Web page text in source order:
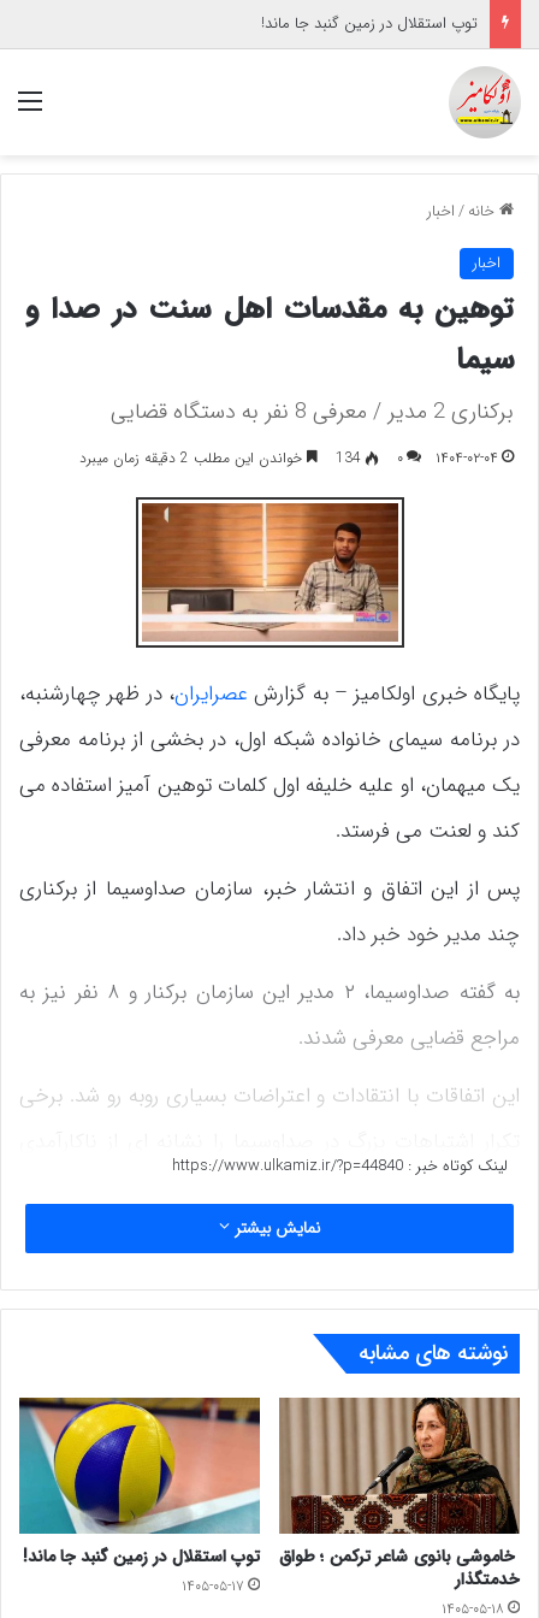
توپ استقلال در زمین گنبد جا ماند!
خانه/اخبار
اخبار
توهین به مقدسات اهل سنت در صدا و
سیما
برکناری 2 مدیر / معرفی 8 نفر به دستگاه قضایی
۱۴۰۴-۰۲-۰۴ ۰ 134 خواندن این مطلب 2 دقیقه زمان میبرد
پایگاه خبری اولکامیز – به گزارش عصرایران، در ظهر چهارشنبه،
در برنامه سیمای خانواده شبکه اول، در بخشی از برنامه معرفی
یک میهمان، او علیه خلیفه اول کلمات توهین آمیز استفاده می
کند و لعنت می فرستد.
پس از این اتفاق و انتشار خبر، سازمان صداوسیما از برکناری
چند مدیر خود خبر داد.
به گفته صداوسیما، ۲ مدیر این سازمان برکنار و ۸ نفر نیز به
مراجع قضایی معرفی شدند.
این اتفاقات با انتقادات و اعتراضات بسیاری روبه رو شد. برخی
این برای چندمین بار است که صداوسیما شاهد اشتباهات و
برنامه هایی است که به انتقادات گسترده و عذرخواهی این
سازمان منجر می شود.
قبل از این هم برنامه شبکه نسیم صداوسیما به دلیل به
طنزکشیدن وزیر خارجه عربستان سعودی، عذرخواهی کرد.
پیش از این هم پخش تصاویر عریان یک زن در ساحل برگرفته
از یک فیلم خارجی در یکی از شبکه های صداوسیما، جنجالی
شد.
لینک کوتاه خبر : https://www.ulkamiz.ir/?p=44840
نمایش بیشتر
نوشته های مشابه
خاموشی بانوی شاعر ترکمن ؛ طواق
خدمتگذار
۱۴۰۵-۰۵-۱۸
توپ استقلال در زمین گنبد جا ماند!
۱۴۰۵-۰۵-۱۷